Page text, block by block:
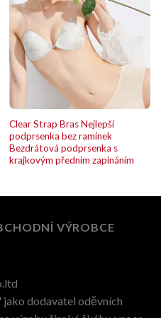
Clear Strap Bras Nejlepší
podprsenka bez ramínek
Bezdrátová podprsenka s
krajkovým předním zapínáním
VÝROBCE
jako dodavatel oděvních